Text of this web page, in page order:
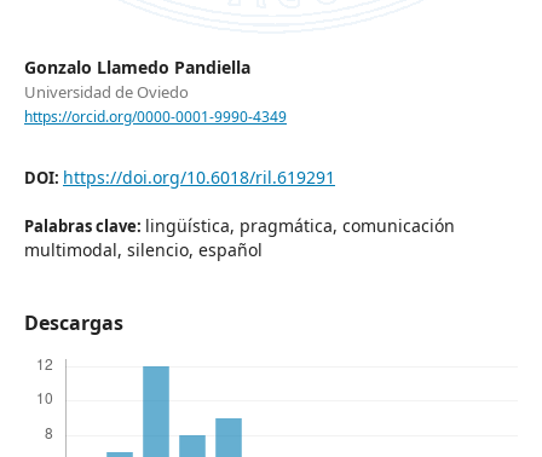
Gonzalo Llamedo Pandiella
Universidad de Oviedo
https://orcid.org/0000-0001-9990-4349
DOI: https://doi.org/10.6018/ril.619291
Palabras clave: lingüística, pragmática, comunicación
multimodal, silencio, español
Descargas